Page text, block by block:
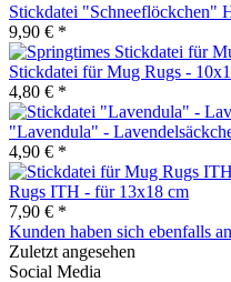
Stickdatei "Schneeflöckchen"
9,90 € *
Stickdatei für Mug Rugs -
4,80 € *
"Lavendula" -
4,90 € *
Rugs ITH - für 13x18 cm
7,90 € *
Kunden haben sich ebenfalls
Zuletzt angesehen
Social Media